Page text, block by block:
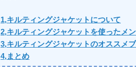
1,キルティングジャケットについて
2,キルティングジャケットを使ったメ
3,キルティングジャケットのオススメ
4,まとめ